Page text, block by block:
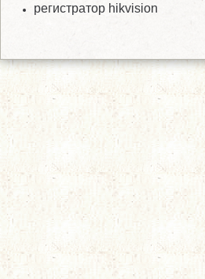
регистратор hikvision